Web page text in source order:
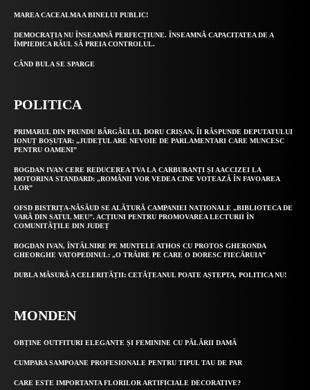
MAREA CACEALMA A BINELUI PUBLIC!
DEMOCRAȚIA NU ÎNSEAMNĂ PERFECȚIUNE. ÎNSEAMNĂ CAPACITATEA DE A
ÎMPIEDICA RĂUL SĂ PREIA CONTROLUL.
CÂND BULA SE SPARGE
POLITICA
PRIMARUL DIN PRUNDU BÂRGĂULUI, DORU CRIȘAN, ÎI RĂSPUNDE DEPUTATULUI
IONUȚ BOȘUTAR: „JUDEȚUL ARE NEVOIE DE PARLAMENTARI CARE MUNCESC
PENTRU OAMENI”
BOGDAN IVAN CERE REDUCEREA TVA LA CARBURANȚI ȘI AACCIZEI LA
MOTORINA STANDARD: „ROMÂNII VOR VEDEA CINE VOTEAZĂ ÎN FAVOAREA
LOR”
OFSD BISTRIȚA-NĂSĂUD SE ALĂTURĂ CAMPANIEI NAȚIONALE „BIBLIOTECA DE
VARĂ DIN SATUL MEU”. ACȚIUNI PENTRU PROMOVAREA LECTURII ÎN
COMUNITĂȚILE DIN JUDEȚ
BOGDAN IVAN, ÎNTÂLNIRE PE MUNTELE ATHOS CU PROTOS GHERONDA
GHEORGHE VATOPEDINUL: „O TRĂIRE PE CARE O DORESC FIECĂRUIA”
DUBLA MĂSURĂ A CELERITĂȚII: CETĂȚEANUL POATE AȘTEPTA, POLITICA NU!
MONDEN
OBȚINE OUTFITURI ELEGANTE ȘI FEMININE CU PĂLĂRII DAMĂ
CUMPARA SAMPOANE PROFESIONALE PENTRU TIPUL TAU DE PAR
CARE ESTE IMPORTANTA FLORILOR ARTIFICIALE DECORATIVE?